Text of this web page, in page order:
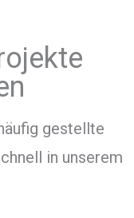
gestellte
in unserem